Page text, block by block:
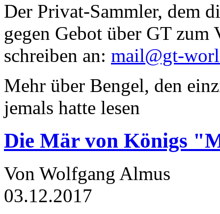
Der Privat-Sammler, dem
gegen Gebot über GT zum
schreiben an: mail@gt-
Mehr über Bengel, den
jemals hatte lesen
Die Mär von Königs
Von Wolfgang Almus
03.12.2017